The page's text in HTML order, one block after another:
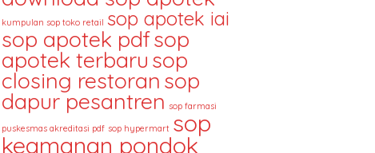
kumpulan sop toko retail sop apotek iai
sop apotek pdfsop
apotek terbaru sop
closing restoran sop
dapur pesantren sop farmasi
puskesmas akreditasi pdf sop hypermart sop
keamanan pondok